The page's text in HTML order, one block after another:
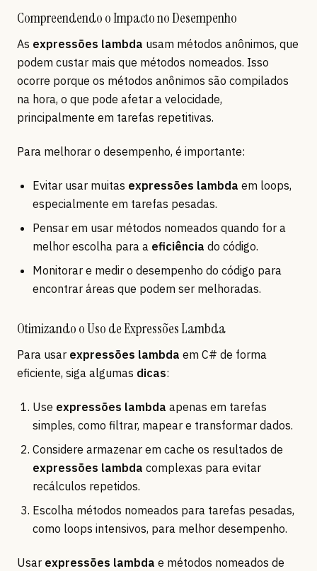
Compreendendo o Impacto no Desempenho
As expressões lambda usam métodos anônimos, que
podem custar mais que métodos nomeados. Isso
ocorre porque os métodos anônimos são compilados
na hora, o que pode afetar a velocidade,
principalmente em tarefas repetitivas.
Para melhorar o desempenho, é importante:
Evitar usar muitas expressões lambda em loops,
especialmente em tarefas pesadas.
Pensar em usar métodos nomeados quando for a
melhor escolha para a eficiência do código.
Monitorar e medir o desempenho do código para
encontrar áreas que podem ser melhoradas.
Otimizando o Uso de Expressões Lambda
Para usar expressões lambda em C# de forma
eficiente, siga algumas dicas:
Use expressões lambda apenas em tarefas
simples, como filtrar, mapear e transformar dados.
Considere armazenar em cache os resultados de
expressões lambda complexas para evitar
recálculos repetidos.
Escolha métodos nomeados para tarefas pesadas,
como loops intensivos, para melhor desempenho.
Usar expressões lambda e métodos nomeados de